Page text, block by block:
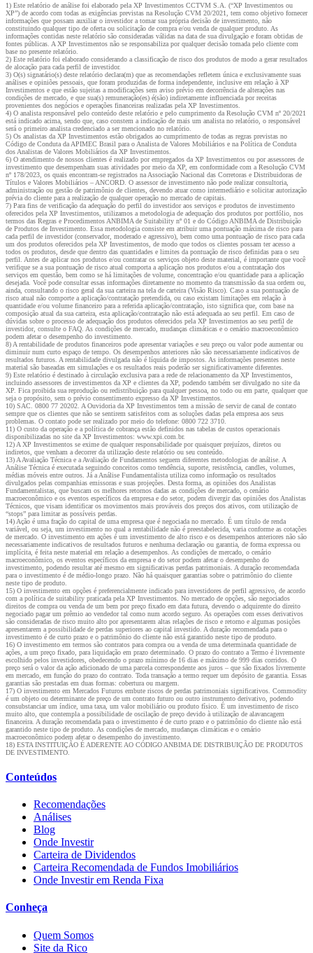
1) Este relatório de análise foi elaborado pela XP Investimentos CCTVM S.A. (“XP Investimentos ou
XP”) de acordo com todas as exigências previstas na Resolução CVM 20/2021, tem como objetivo fornecer
informações que possam auxiliar o investidor a tomar sua própria decisão de investimento, não
constituindo qualquer tipo de oferta ou solicitação de compra e/ou venda de qualquer produto. As
informações contidas neste relatório são consideradas válidas na data de sua divulgação e foram obtidas de
fontes públicas. A XP Investimentos não se responsabiliza por qualquer decisão tomada pelo cliente com
base no presente relatório.
2) Este relatório foi elaborado considerando a classificação de risco dos produtos de modo a gerar resultados
de alocação para cada perfil de investidor.
3) O(s) signatário(s) deste relatório declara(m) que as recomendações refletem única e exclusivamente suas
análises e opiniões pessoais, que foram produzidas de forma independente, inclusive em relação à XP
Investimentos e que estão sujeitas a modificações sem aviso prévio em decorrência de alterações nas
condições de mercado, e que sua(s) remuneração(es) é(são) indiretamente influenciada por receitas
provenientes dos negócios e operações financeiras realizadas pela XP Investimentos.
4) O analista responsável pelo conteúdo deste relatório e pelo cumprimento da Resolução CVM nº 20/2021
está indicado acima, sendo que, caso constem a indicação de mais um analista no relatório, o responsável
será o primeiro analista credenciado a ser mencionado no relatório.
5) Os analistas da XP Investimentos estão obrigados ao cumprimento de todas as regras previstas no
Código de Conduta da APIMEC Brasil para o Analista de Valores Mobiliários e na Política de Conduta
dos Analistas de Valores Mobiliários da XP Investimentos.
6) O atendimento de nossos clientes é realizado por empregados da XP Investimentos ou por assessores de
investimento que desempenham suas atividades por meio da XP, em conformidade com a Resolução CVM
nº 178/2023, os quais encontram-se registrados na Associação Nacional das Corretoras e Distribuidoras de
Títulos e Valores Mobiliários – ANCORD. O assessor de investimento não pode realizar consultoria,
administração ou gestão de patrimônio de clientes, devendo atuar como intermediário e solicitar autorização
prévia do cliente para a realização de qualquer operação no mercado de capitais.
7) Para fins de verificação da adequação do perfil do investidor aos serviços e produtos de investimento
oferecidos pela XP Investimentos, utilizamos a metodologia de adequação dos produtos por portfólio, nos
termos das Regras e Procedimentos ANBIMA de Suitability nº 01 e do Código ANBIMA de Distribuição
de Produtos de Investimento. Essa metodologia consiste em atribuir uma pontuação máxima de risco para
cada perfil de investidor (conservador, moderado e agressivo), bem como uma pontuação de risco para cada
um dos produtos oferecidos pela XP Investimentos, de modo que todos os clientes possam ter acesso a
todos os produtos, desde que dentro das quantidades e limites da pontuação de risco definidas para o seu
perfil. Antes de aplicar nos produtos e/ou contratar os serviços objeto deste material, é importante que você
verifique se a sua pontuação de risco atual comporta a aplicação nos produtos e/ou a contratação dos
serviços em questão, bem como se há limitações de volume, concentração e/ou quantidade para a aplicação
desejada. Você pode consultar essas informações diretamente no momento da transmissão da sua ordem ou,
ainda, consultando o risco geral da sua carteira na tela de carteira (Visão Risco). Caso a sua pontuação de
risco atual não comporte a aplicação/contratação pretendida, ou caso existam limitações em relação à
quantidade e/ou volume financeiro para a referida aplicação/contratação, isto significa que, com base na
composição atual da sua carteira, esta aplicação/contratação não está adequada ao seu perfil. Em caso de
dúvidas sobre o processo de adequação dos produtos oferecidos pela XP Investimentos ao seu perfil de
investidor, consulte o FAQ. As condições de mercado, mudanças climáticas e o cenário macroeconômico
podem afetar o desempenho do investimento.
8) A rentabilidade de produtos financeiros pode apresentar variações e seu preço ou valor pode aumentar ou
diminuir num curto espaço de tempo. Os desempenhos anteriores não são necessariamente indicativos de
resultados futuros. A rentabilidade divulgada não é líquida de impostos. As informações presentes neste
material são baseadas em simulações e os resultados reais poderão ser significativamente diferentes.
9) Este relatório é destinado à circulação exclusiva para a rede de relacionamento da XP Investimentos,
incluindo assessores de investimentos da XP e clientes da XP, podendo também ser divulgado no site da
XP. Fica proibida sua reprodução ou redistribuição para qualquer pessoa, no todo ou em parte, qualquer que
seja o propósito, sem o prévio consentimento expresso da XP Investimentos.
10) SAC. 0800 77 20202. A Ouvidoria da XP Investimentos tem a missão de servir de canal de contato
sempre que os clientes que não se sentirem satisfeitos com as soluções dadas pela empresa aos seus
problemas. O contato pode ser realizado por meio do telefone: 0800 722 3710.
11) O custo da operação e a política de cobrança estão definidos nas tabelas de custos operacionais
disponibilizadas no site da XP Investimentos: www.xpi.com.br.
12) A XP Investimentos se exime de qualquer responsabilidade por quaisquer prejuízos, diretos ou
indiretos, que venham a decorrer da utilização deste relatório ou seu conteúdo.
13) A Avaliação Técnica e a Avaliação de Fundamentos seguem diferentes metodologias de análise. A
Análise Técnica é executada seguindo conceitos como tendência, suporte, resistência, candles, volumes,
médias móveis entre outros. Já a Análise Fundamentalista utiliza como informação os resultados
divulgados pelas companhias emissoras e suas projeções. Desta forma, as opiniões dos Analistas
Fundamentalistas, que buscam os melhores retornos dadas as condições de mercado, o cenário
macroeconômico e os eventos específicos da empresa e do setor, podem divergir das opiniões dos Analistas
Técnicos, que visam identificar os movimentos mais prováveis dos preços dos ativos, com utilização de
“stops” para limitar as possíveis perdas.
14) Ação é uma fração do capital de uma empresa que é negociada no mercado. É um título de renda
variável, ou seja, um investimento no qual a rentabilidade não é preestabelecida, varia conforme as cotações
de mercado. O investimento em ações é um investimento de alto risco e os desempenhos anteriores não são
necessariamente indicativos de resultados futuros e nenhuma declaração ou garantia, de forma expressa ou
implícita, é feita neste material em relação a desempenhos. As condições de mercado, o cenário
macroeconômico, os eventos específicos da empresa e do setor podem afetar o desempenho do
investimento, podendo resultar até mesmo em significativas perdas patrimoniais. A duração recomendada
para o investimento é de médio-longo prazo. Não há quaisquer garantias sobre o patrimônio do cliente
neste tipo de produto.
15) O investimento em opções é preferencialmente indicado para investidores de perfil agressivo, de acordo
com a política de suitability praticada pela XP Investimentos. No mercado de opções, são negociados
direitos de compra ou venda de um bem por preço fixado em data futura, devendo o adquirente do direito
negociado pagar um prêmio ao vendedor tal como num acordo seguro. As operações com esses derivativos
são consideradas de risco muito alto por apresentarem altas relações de risco e retorno e algumas posições
apresentarem a possibilidade de perdas superiores ao capital investido. A duração recomendada para o
investimento é de curto prazo e o patrimônio do cliente não está garantido neste tipo de produto.
16) O investimento em termos são contratos para compra ou a venda de uma determinada quantidade de
ações, a um preço fixado, para liquidação em prazo determinado. O prazo do contrato a Termo é livremente
escolhido pelos investidores, obedecendo o prazo mínimo de 16 dias e máximo de 999 dias corridos. O
preço será o valor da ação adicionado de uma parcela correspondente aos juros – que são fixados livremente
em mercado, em função do prazo do contrato. Toda transação a termo requer um depósito de garantia. Essas
garantias são prestadas em duas formas: cobertura ou margem.
17) O investimento em Mercados Futuros embute riscos de perdas patrimoniais significativos. Commodity
é um objeto ou determinante de preço de um contrato futuro ou outro instrumento derivativo, podendo
consubstanciar um índice, uma taxa, um valor mobiliário ou produto físico. É um investimento de risco
muito alto, que contempla a possibilidade de oscilação de preço devido à utilização de alavancagem
financeira. A duração recomendada para o investimento é de curto prazo e o patrimônio do cliente não está
garantido neste tipo de produto. As condições de mercado, mudanças climáticas e o cenário
macroeconômico podem afetar o desempenho do investimento.
18) ESTA INSTITUIÇÃO É ADERENTE AO CÓDIGO ANBIMA DE DISTRIBUIÇÃO DE PRODUTOS
DE INVESTIMENTO.
Conteúdos
Recomendações
Análises
Blog
Onde Investir
Carteira de Dividendos
Carteira Recomendada de Fundos Imobiliários
Onde Investir em Renda Fixa
Conheça
Quem Somos
Site da Rico